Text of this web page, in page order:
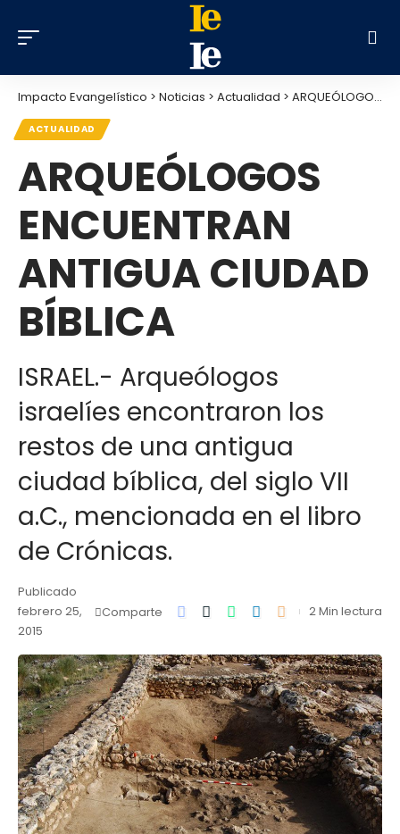
Impacto Evangelístico > Noticias > Actualidad > ARQUEÓLOGOS ENCUENTRAN ANTIGUA CIUDAD BÍBLICA
ACTUALIDAD
ARQUEÓLOGOS
ENCUENTRAN
ANTIGUA CIUDAD
BÍBLICA
ISRAEL.- Arqueólogos
israelíes encontraron los
restos de una antigua
ciudad bíblica, del siglo VII
a.C., mencionada en el libro
de Crónicas.
Publicado
febrero 25,
2015
Comparte 2 Min lectura